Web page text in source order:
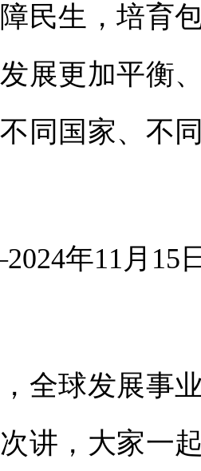
民生，培育
展更加平衡
同国家、不
年11月15日
球发展事业
讲，大家一